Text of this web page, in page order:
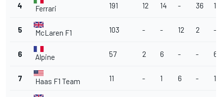
4 Ferrari 191 12 14 - 36 16
5 McLaren F1 103 - - 12 2 -
6 Alpine 57 2 6 - - 6
7 Haas F1 Team 11 - 1 6 - 1